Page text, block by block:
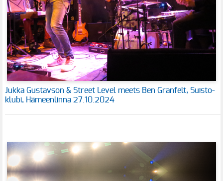
Jukka Gustavson & Street Level meets Ben Granfelt, Suisto-
klubi, Hämeenlinna 27.10.2024